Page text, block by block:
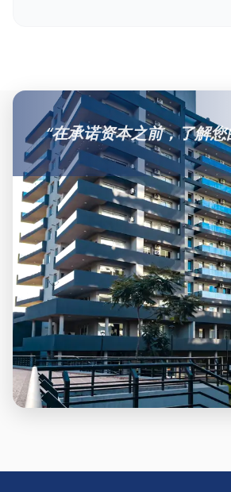
“在承诺资本之前，了解您